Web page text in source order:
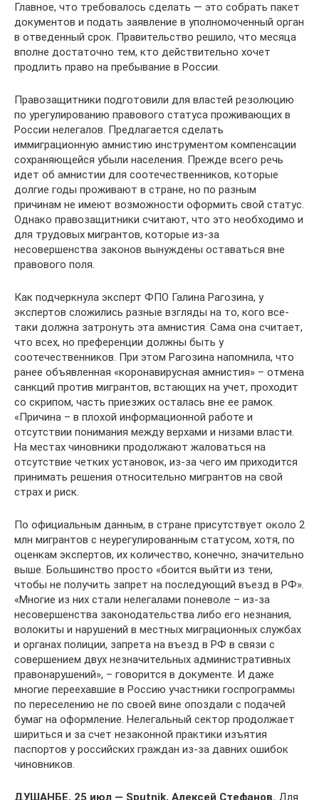
Главное, что требовалось сделать — это собрать пакет
документов и подать заявление в уполномоченный орган
в отведенный срок. Правительство решило, что месяца
вполне достаточно тем, кто действительно хочет
продлить право на пребывание в России.
Правозащитники подготовили для властей резолюцию
по урегулированию правового статуса проживающих в
России нелегалов. Предлагается сделать
иммиграционную амнистию инструментом компенсации
сохраняющейся убыли населения. Прежде всего речь
идет об амнистии для соотечественников, которые
долгие годы проживают в стране, но по разным
причинам не имеют возможности оформить свой статус.
Однако правозащитники считают, что это необходимо и
для трудовых мигрантов, которые из-за
несовершенства законов вынуждены оставаться вне
правового поля.
Как подчеркнула эксперт ФПО Галина Рагозина, у
экспертов сложились разные взгляды на то, кого все-
таки должна затронуть эта амнистия. Сама она считает,
что всех, но преференции должны быть у
соотечественников. При этом Рагозина напомнила, что
ранее объявленная «коронавирусная амнистия» – отмена
санкций против мигрантов, встающих на учет, проходит
со скрипом, часть приезжих осталась вне ее рамок.
«Причина – в плохой информационной работе и
отсутствии понимания между верхами и низами власти.
На местах чиновники продолжают жаловаться на
отсутствие четких установок, из-за чего им приходится
принимать решения относительно мигрантов на свой
страх и риск.
По официальным данным, в стране присутствует около 2
млн мигрантов с неурегулированным статусом, хотя, по
оценкам экспертов, их количество, конечно, значительно
выше. Большинство просто «боится выйти из тени,
чтобы не получить запрет на последующий въезд в РФ».
«Многие из них стали нелегалами поневоле – из-за
несовершенства законодательства либо его незнания,
волокиты и нарушений в местных миграционных службах
и органах полиции, запрета на въезд в РФ в связи с
совершением двух незначительных административных
правонарушений», – говорится в документе. И даже
многие переехавшие в Россию участники госпрограммы
по переселению не по своей вине опоздали с подачей
бумаг на оформление. Нелегальный сектор продолжает
шириться и за счет незаконной практики изъятия
паспортов у российских граждан из-за давних ошибок
чиновников.
ДУШАНБЕ, 25 июл — Sputnik, Алексей Стефанов. Для